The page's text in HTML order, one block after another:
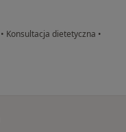
• Konsultacja dietetyczna •